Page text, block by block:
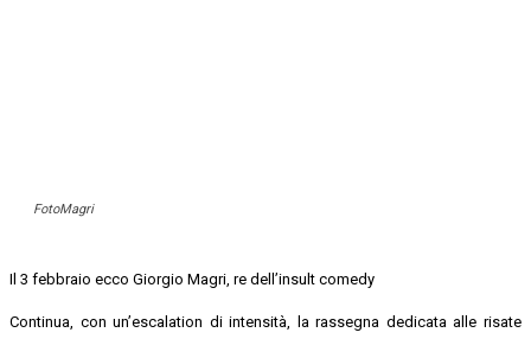
FotoMagri
Il 3 febbraio ecco Giorgio Magri, re dell’insult comedy
Continua, con un’escalation di intensità, la rassegna dedicata alle risate